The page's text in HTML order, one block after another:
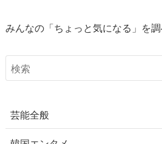
みんなの「ちょっと気になる」を
芸能全般